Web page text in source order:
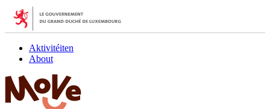
Aktivitéiten
About